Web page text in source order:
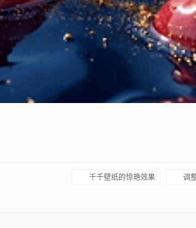
千千壁纸的惊艳效果 调